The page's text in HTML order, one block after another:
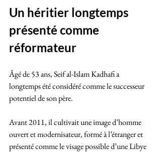
Un héritier longtemps
présenté comme
réformateur
Âgé de 53 ans, Seif al-Islam Kadhafi a
longtemps été considéré comme le successeur
potentiel de son père.
Avant 2011, il cultivait une image d’homme
ouvert et modernisateur, formé à l’étranger et
présenté comme le visage possible d’une Libye